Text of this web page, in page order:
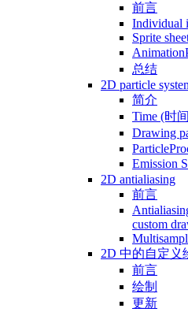
前言
Individual
Sprite
总结
2D particle
简介
Time (时
Drawing
Emission
2D antialiasing
前言
custom
2D 中的自定义
前言
绘制
更新